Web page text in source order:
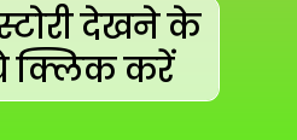
देखने के
क्लिक करें